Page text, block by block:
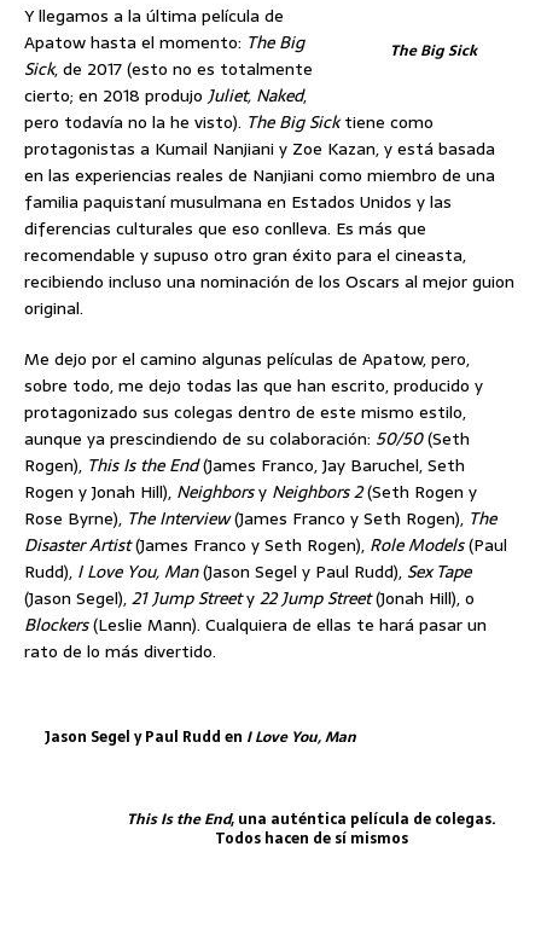
The Big Sick
Y llegamos a la última película de
Apatow hasta el momento: The Big
Sick, de 2017 (esto no es totalmente
cierto; en 2018 produjo Juliet, Naked,
pero todavía no la he visto). The Big Sicktiene como
protagonistas a Kumail Nanjiani y Zoe Kazan, y está basada
en las experiencias reales de Nanjiani como miembro de una
familia paquistaní musulmana en Estados Unidos y las
diferencias culturales que eso conlleva. Es más que
recomendable y supuso otro gran éxito para el cineasta,
recibiendo incluso una nominación de los Oscars al mejor guion
original.
Me dejo por el camino algunas películas de Apatow, pero,
sobre todo, me dejo todas las que han escrito, producido y
protagonizado sus colegas dentro de este mismo estilo,
aunque ya prescindiendo de su colaboración: 50/50(Seth
Rogen), This Is the End(James Franco, Jay Baruchel, Seth
Rogen y Jonah Hill), Neighborsy Neighbors 2(Seth Rogen y
Rose Byrne), The Interview(James Franco y Seth Rogen), The
Disaster Artist(James Franco y Seth Rogen), Role Models(Paul
Rudd), I Love You, Man(Jason Segel y Paul Rudd),Sex Tape
(Jason Segel),21 Jump Streety22 Jump Street(Jonah Hill), o
Blockers(Leslie Mann). Cualquiera de ellas te hará pasar un
rato de lo más divertido.
Jason Segel y Paul Rudd en I Love You, Man
This Is the End, una auténtica película de colegas.
Todos hacen de sí mismos